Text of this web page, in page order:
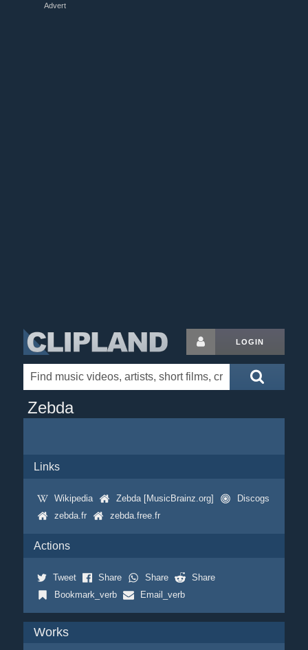
Advert
LOGIN
Zebda
Links
Wikipedia Zebda [MusicBrainz.org]
Discogs
zebda.fr
zebda.free.fr
Actions
Tweet Share Share
Share
Bookmark_verb
Email_verb
Works